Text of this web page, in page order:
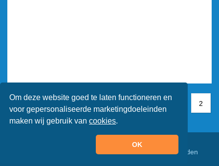
Om deze website goed te laten functioneren en
voor gepersonaliseerde marketingdoeleinden
maken wij gebruik vancookies.
OK
2
© Animaatjes.nl - 2005/2026 - Alle rechten voorbehouden